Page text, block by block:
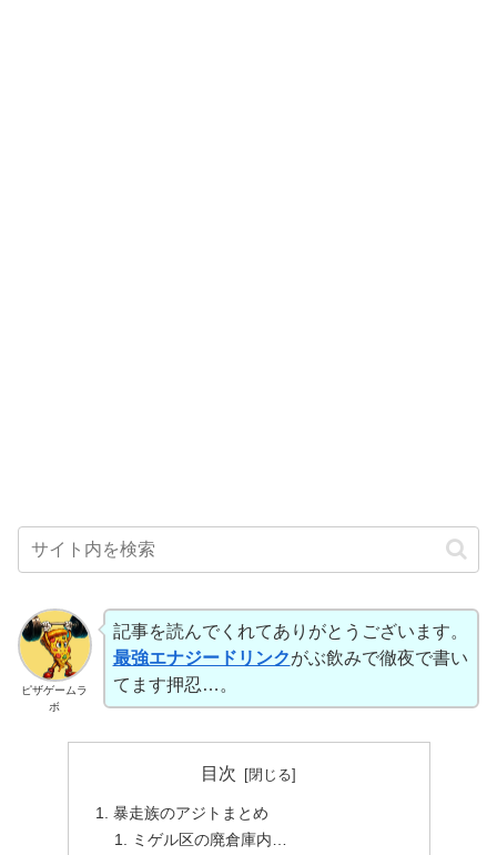
ピザゲームラ
ボ
記事を読んでくれてありがとうございます。
最強エナジードリンクがぶ飲みで徹夜で書い
てます押忍…。
目次
暴走族のアジトまとめ
ミゲル区の廃倉庫内…